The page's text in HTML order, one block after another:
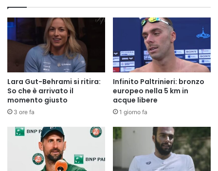
Lara Gut-Behrami si ritira:
So che è arrivato il
momento giusto
3 ore fa
Infinito Paltrinieri: bronzo
europeo nella 5 km in
acque libere
1 giorno fa